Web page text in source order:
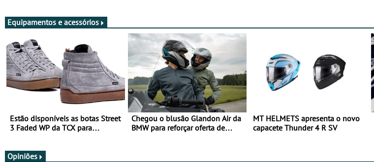
Equipamentos e acessórios
Estão disponíveis as botas Street
3 Faded WP da TCX para
Chegou o blusão Glandon Air da
BMW para reforçar oferta de
MT HELMETS apresenta o novo
capacete Thunder 4 R SV
Opiniões